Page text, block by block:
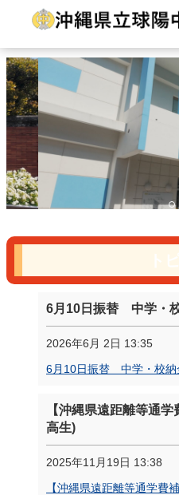
6月10日振替 中学・
2026年6月 2日 13:35
6月10日振替 中学・校
【沖縄県遠距離等通
高生)
2025年11月19日 13:38
【沖縄県遠距離等通学費